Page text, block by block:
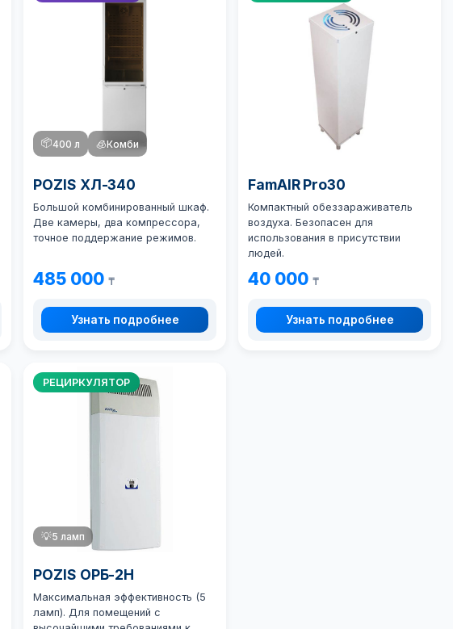
📦400 л 🧊Комби
POZIS ХЛ-340
Большой комбинированный шкаф.
Две камеры, два компрессора,
точное поддержание режимов.
485 000₸
Узнать подробнее
FamAIR Pro30
Компактный обеззараживатель
воздуха. Безопасен для
использования в присутствии
людей.
40 000₸
Узнать подробнее
РЕЦИРКУЛЯТОР
💡5 ламп
POZIS ОРБ-2Н
Максимальная эффективность (5
ламп). Для помещений с